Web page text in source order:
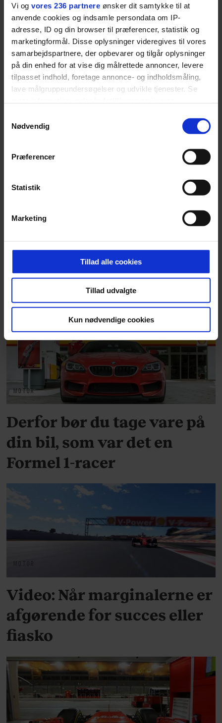
Vi og vores 236 partnere ønsker dit samtykke til at
anvende cookies og indsamle persondata om IP-
adresse, ID og din browser til præferencer, statistik og
marketingformål. Disse oplysninger videregives til vores
samarbejdspartnere, der opbevarer og tilgår oplysninger
på din enhed for at vise dig målrettede annoncer, levere
tilpasset indhold, foretage annonce- og indholdsmåling,
lave målgruppeundersøgelser og udvikle tjenester. Se
tilbage eller ændre indstillinger fra vores
"Cookiedeklaration", eller ved at trykke på "Privacy
at kunne levere og finansiere relevant journalistisk
for at sikre funktionalitet, generere statistik og huske dine
præferencer samt til brug for markedsføring, så vi kan
optimere vores reklametiltag på sociale medier og til at
vise dig funktioner i forbindelse med sociale medier.
Du kan til enhver tid trække dit samtykke tilbage via
linket, du finder i vores cookiepolitik. Du kan læse mere
om vores brug af cookies, samarbejdspartnere og
behandling af dine personoplysninger i forbindelse
hermed i både voresprivatlivspolitikog cookiepolitik
Nødvendig
Præferencer
Statistik
Marketing
Tillad alle cookies
Tillad udvalgte
Kun nødvendige cookies
Video: Den dag jeg stopper,
så er det fordi jeg bliver
båret væk herfra
Video: Min Porsche 912 er
bedre end penge i banken
MOTOR
Derfor bør du tage vare på
din bil, som var det en
Formel 1-racer
MOTOR
Video: Når marginalerne er
afgørende for succes eller
fiasko